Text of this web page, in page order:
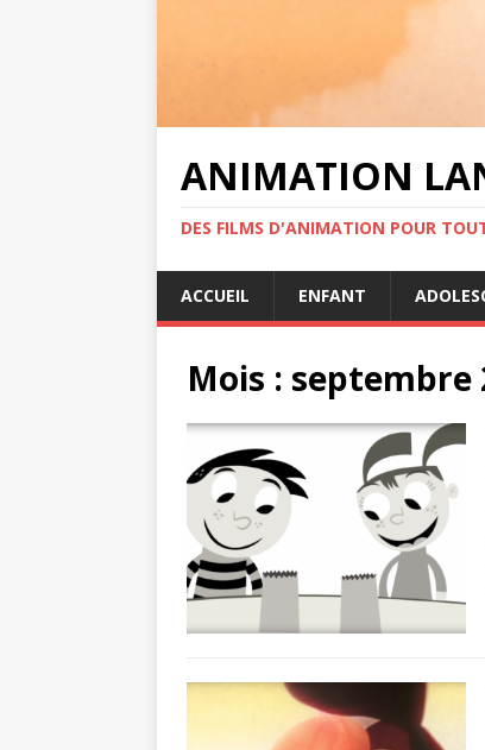
ANIMATION
DES FILMS D'ANIMATION POUR
ACCUEIL ENFANT
Mois : septembre